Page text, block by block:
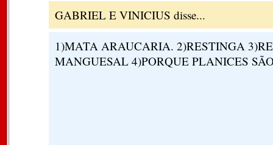
GABRIEL E VINICIUS disse...
1)MATA ARAUCARIA. 2)RESTINGA
MANGUESAL 4)PORQUE PLANICES